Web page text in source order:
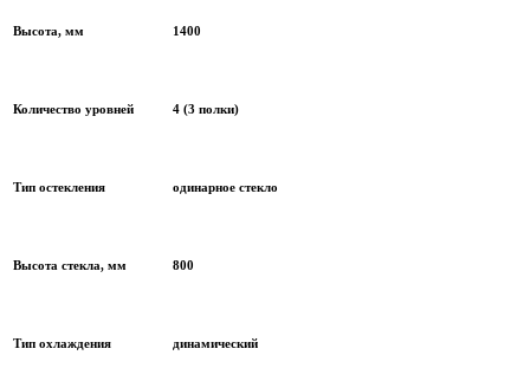
Высота, мм 1400
Количество уровней 4 (3 полки)
Тип остекления одинарное стекло
Высота стекла, мм 800
Тип охлаждения динамический